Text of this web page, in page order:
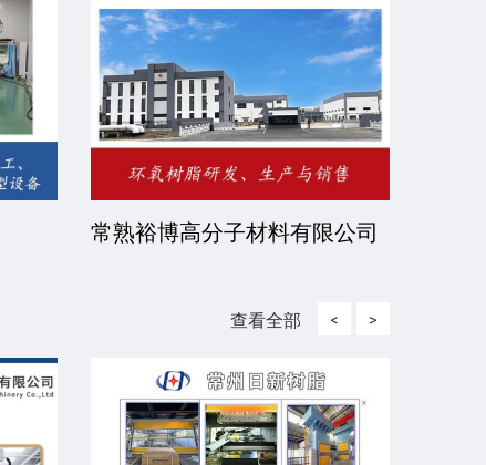
常熟裕博高分子材料有限公司
查看全部 < >